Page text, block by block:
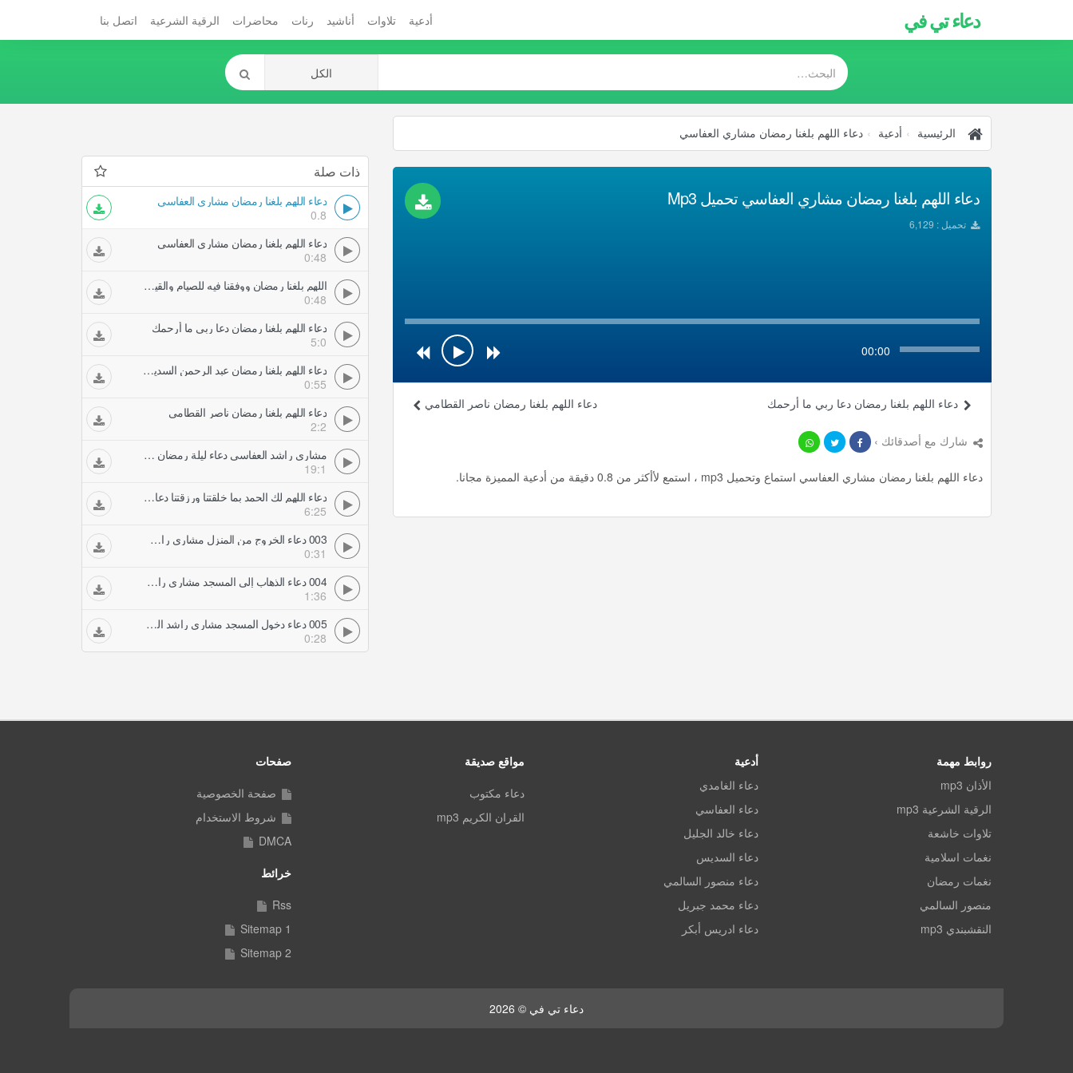
دعاء تي في أدعية تلاوات أناشيد رنات محاضرات الرقية الشرعية اتصل بنا
الرئيسية أدعية دعاء اللهم بلغنا رمضان مشاري العفاسي
دعاء اللهم بلغنا رمضان مشاري العفاسي تحميل Mp3
تحميل : 6,129
00:00
دعاء اللهم بلغنا رمضان ناصر القطامي دعاء اللهم بلغنا رمضان دعا ربي ما أرحمك
شارك مع أصدقائك ›
دعاء اللهم بلغنا رمضان مشاري العفاسي استماع وتحميل mp3 ، استمع لأأكثر من 0.8 دقيقة من أدعية المميزة مجانا.
ذات صلة
دعاء اللهم بلغنا رمضان مشاري العفاسي
0.8
دعاء اللهم بلغنا رمضان مشاري العفاسي
0:48
اللهم بلغنا رمضان ووفقنا فيه للصيام والقيام دعاء مشاري العفاسي
0:48
دعاء اللهم بلغنا رمضان دعا ربي ما أرحمك
5:0
دعاء اللهم بلغنا رمضان عبد الرحمن السديس
0:55
دعاء اللهم بلغنا رمضان ناصر القطامي
2:2
مشاري راشد العفاسي دعاء ليلة رمضان من المسجد الكبير لعام ه
19:1
دعاء اللهم لك الحمد بما خلقتنا ورزقتنا دعاء خاشع مشاري العفاسي
6:25
003 دعاء الخروج من المنزل مشاري راشد العفاسي
0:31
004 دعاء الذهاب إلى المسجد مشاري راشد العفاسي
1:36
005 دعاء دخول المسجد مشاري راشد العفاسي
0:28
روابط مهمة
الأذان mp3
الرقية الشرعية mp3
تلاوات خاشعة
نغمات اسلامية
نغمات رمضان
منصور السالمي
النقشبندي mp3
أدعية
دعاء الغامدي
دعاء العفاسي
دعاء خالد الجليل
دعاء السديس
دعاء منصور السالمي
دعاء محمد جبريل
دعاء ادريس أبكر
مواقع صديقة
دعاء مكتوب
القران الكريم mp3
صفحات
صفحة الخصوصية
شروط الاستخدام
DMCA
خرائط
Rss
Sitemap 1
Sitemap 2
دعاء تي في © 2026